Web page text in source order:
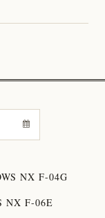
NX F-04G
NX F-06E